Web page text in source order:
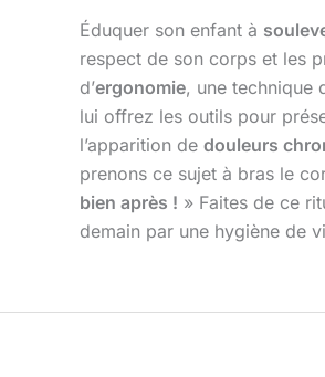
Éduquer son enfant à
respect de son corps et les
d’ergonomie, une technique
lui offrez les outils pour
l’apparition de douleurs
prenons ce sujet à bras le
bien après ! » Faites de ce
demain par une hygiène de